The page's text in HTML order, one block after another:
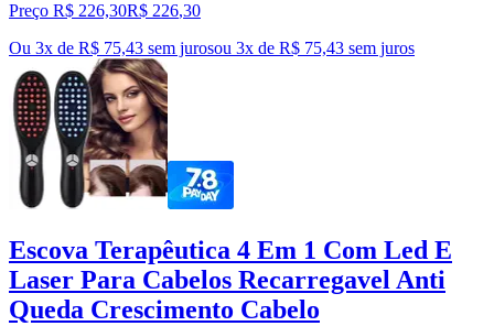
Preço R$ 226,30R$ 226,30
Ou 3x de R$ 75,43 sem jurosou 3x de R$ 75,43 sem juros
Escova Terapêutica 4 Em 1 Com Led E
Laser Para Cabelos Recarregavel Anti
Queda Crescimento Cabelo